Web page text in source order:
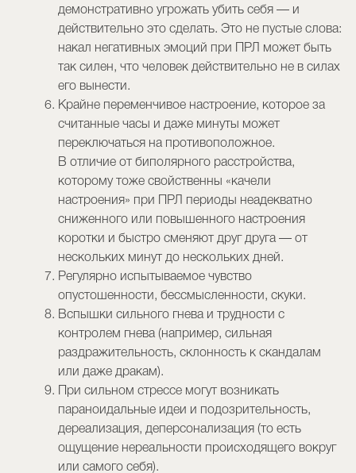
демонстративно угрожать убить себя — и
действительно это сделать. Это не пустые слова:
накал негативных эмоций при ПРЛ может быть
так силен, что человек действительно не в силах
его вынести.
Крайне переменчивое настроение, которое за
считанные часы и даже минуты может
переключаться на противоположное.
В отличие от биполярного расстройства,
которому тоже свойственны «качели
настроения» при ПРЛ периоды неадекватно
сниженного или повышенного настроения
коротки и быстро сменяют друг друга — от
нескольких минут до нескольких дней.
Регулярно испытываемое чувство
опустошенности, бессмысленности, скуки.
Вспышки сильного гнева и трудности с
контролем гнева (например, сильная
раздражительность, склонность к скандалам
или даже дракам).
При сильном стрессе могут возникать
параноидальные идеи и подозрительность,
дереализация, деперсонализация (то есть
ощущение нереальности происходящего вокруг
или самого себя).